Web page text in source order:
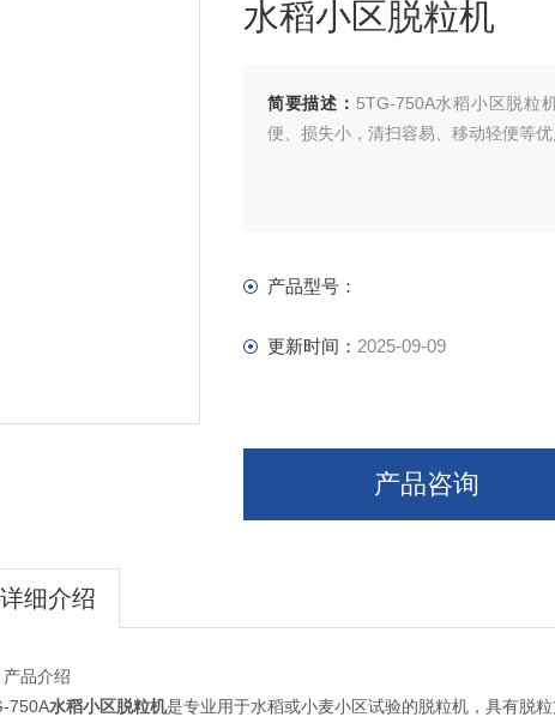
水稻小区脱粒机
简要描述： 5TG-750A水稻小区脱粒
便、损失小，清扫容易、移动轻便等优
产品型号：
更新时间： 2025-09-09
产品咨询
详细介绍
品介绍
750A水稻小区脱粒机是专业用于水稻或小麦小区试验的脱粒机，具有脱